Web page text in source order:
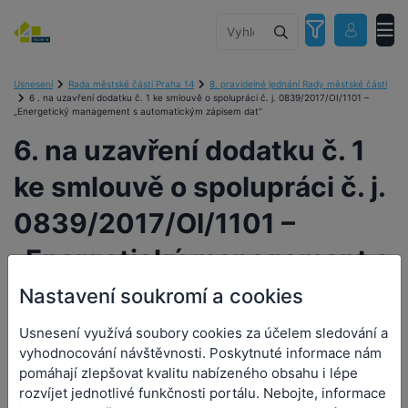
Usnesení Rada městské části Praha 14
8. pravidelné jednání Rady městské části
6 . na uzavření dodatku č. 1 ke smlouvě o spolupráci č. j. 0839/2017/OI/1101 –
„Energetický management s automatickým zápisem dat“
6. na uzavření dodatku č. 1
ke smlouvě o spolupráci č. j.
0839/2017/OI/1101 –
„Energetický management s
automatickým zápisem dat“
6. na uzavření dodatku č. 1
Nastavení soukromí a cookies
Usnesení využívá soubory cookies za účelem sledování a
vyhodnocování návštěvnosti. Poskytnuté informace nám
pomáhají zlepšovat kvalitu nabízeného obsahu i lépe
rozvíjet jednotlivé funkčnosti portálu. Nebojte, informace